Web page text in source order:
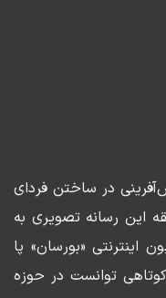
در ساختن فردای
این رسانه تصویری به
اینترنتی «بورسان» پا
توانست در حوزه